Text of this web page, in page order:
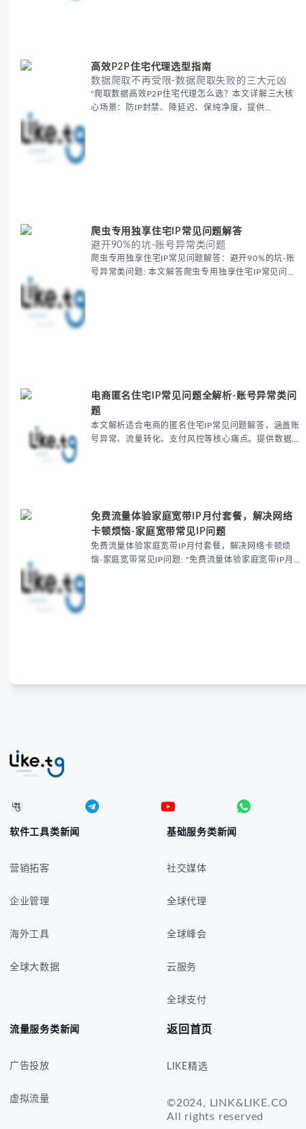
高效P2P住宅代理选型指南
数据爬取不再受限-数据爬取失败的三大元凶
"爬取数据高效P2P住宅代理怎么选？本文详解三大核
心场景：防IP封禁、降延迟、保纯净度，提供
爬虫专用独享住宅IP常见问题解答
避开90%的坑-账号异常类问题
爬虫专用独享住宅IP常见问题解答：避开90%的坑-账
号异常类问题: 本文解答爬虫专用独享住宅IP常见问
电商匿名住宅IP常见问题全解析-账号异常类问
题
本文解析适合电商的匿名住宅IP常见问题解答，涵盖账
号异常、流量转化、支付风控等核心痛点。提供数据中
免费流量体验家庭宽带IP月付套餐，解决网络
卡顿烦恼-家庭宽带常见IP问题
免费流量体验家庭宽带IP月付套餐，解决网络卡顿烦
恼-家庭宽带常见IP问题: "免费流量体验家庭宽带IP月
软件工具类新闻
营销拓客
企业管理
海外工具
全球大数据
基础服务类新闻
社交媒体
全球代理
全球峰会
云服务
全球支付
流量服务类新闻
广告投放
虚拟流量
返回首页
LIKE精选
©2024, LINK&LIKE.CO
All rights reserved